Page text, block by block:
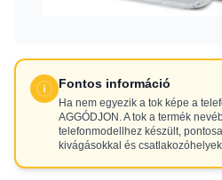
Fontos információ
Ha nem egyezik a tok képe a
AGGÓDJON. A tok a termék
telefonmodellhez készült,
kivágásokkal és